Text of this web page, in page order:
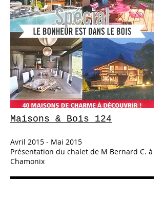
Maisons & Bois 124
Avril 2015 - Mai 2015
Présentation du chalet de M Bernard C. à
Chamonix